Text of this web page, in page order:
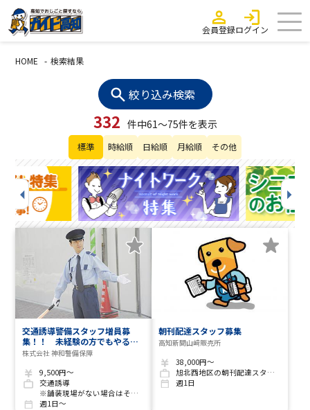
会員登録ログイン
HOME 検索結果
絞り込み検索
332 件中61～75件を表示
標準 時給順 日給順 月給順 その他
交通誘導警備スタッフ増員募
集！！ 未経験の方でもやる気
があれば全力でサポートします
株式会社 神和警備保障
9,500円～
交通誘導
※舗装現場がない場合はその他現場での業務あり
週1日～
朝刊配達スタッフ募集
高知新聞山﨑販売所
38,000円～
旭北西地区の朝刊配達スタッフ
週1日